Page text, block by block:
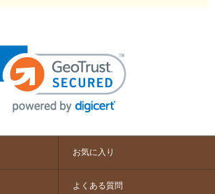
お気に入り
よくある質問